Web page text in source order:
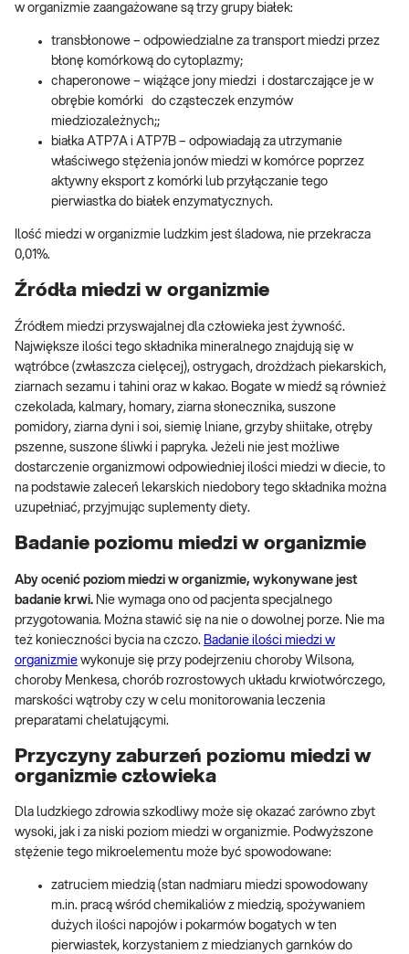
w organizmie zaangażowane są trzy grupy białek:
transbłonowe – odpowiedzialne za transport miedzi przez
błonę komórkową do cytoplazmy;
chaperonowe – wiążące jony miedzi i dostarczające je w
obrębie komórki do cząsteczek enzymów
miedziozależnych;;
białka ATP7A i ATP7B – odpowiadają za utrzymanie
właściwego stężenia jonów miedzi w komórce poprzez
aktywny eksport z komórki lub przyłączanie tego
pierwiastka do białek enzymatycznych.
Ilość miedzi w organizmie ludzkim jest śladowa, nie przekracza
0,01%.
Źródła miedzi w organizmie
Źródłem miedzi przyswajalnej dla człowieka jest żywność.
Największe ilości tego składnika mineralnego znajdują się w
wątróbce (zwłaszcza cielęcej), ostrygach, drożdżach piekarskich,
ziarnach sezamu i tahini oraz w kakao. Bogate w miedź są również
czekolada, kalmary, homary, ziarna słonecznika, suszone
pomidory, ziarna dyni i soi, siemię lniane, grzyby shiitake, otręby
pszenne, suszone śliwki i papryka. Jeżeli nie jest możliwe
dostarczenie organizmowi odpowiedniej ilości miedzi w diecie, to
na podstawie zaleceń lekarskich niedobory tego składnika można
uzupełniać, przyjmując suplementy diety.
Badanie poziomu miedzi w organizmie
Aby ocenić poziom miedzi w organizmie, wykonywane jest
badanie krwi. Nie wymaga ono od pacjenta specjalnego
przygotowania. Można stawić się na nie o dowolnej porze. Nie ma
też konieczności bycia na czczo. Badanie ilości miedzi w
organizmie wykonuje się przy podejrzeniu choroby Wilsona,
choroby Menkesa, chorób rozrostowych układu krwiotwórczego,
marskości wątroby czy w celu monitorowania leczenia
preparatami chelatującymi.
Przyczyny zaburzeń poziomu miedzi w
organizmie człowieka
Dla ludzkiego zdrowia szkodliwy może się okazać zarówno zbyt
wysoki, jak i za niski poziom miedzi w organizmie. Podwyższone
stężenie tego mikroelementu może być spowodowane:
zatruciem miedzią (stan nadmiaru miedzi spowodowany
m.in. pracą wśród chemikaliów z miedzią, spożywaniem
dużych ilości napojów i pokarmów bogatych w ten
pierwiastek, korzystaniem z miedzianych garnków do